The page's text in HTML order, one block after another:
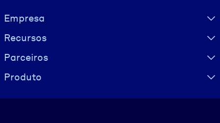
Visually hidden Text
Empresa
Recursos
Parceiros
Produto